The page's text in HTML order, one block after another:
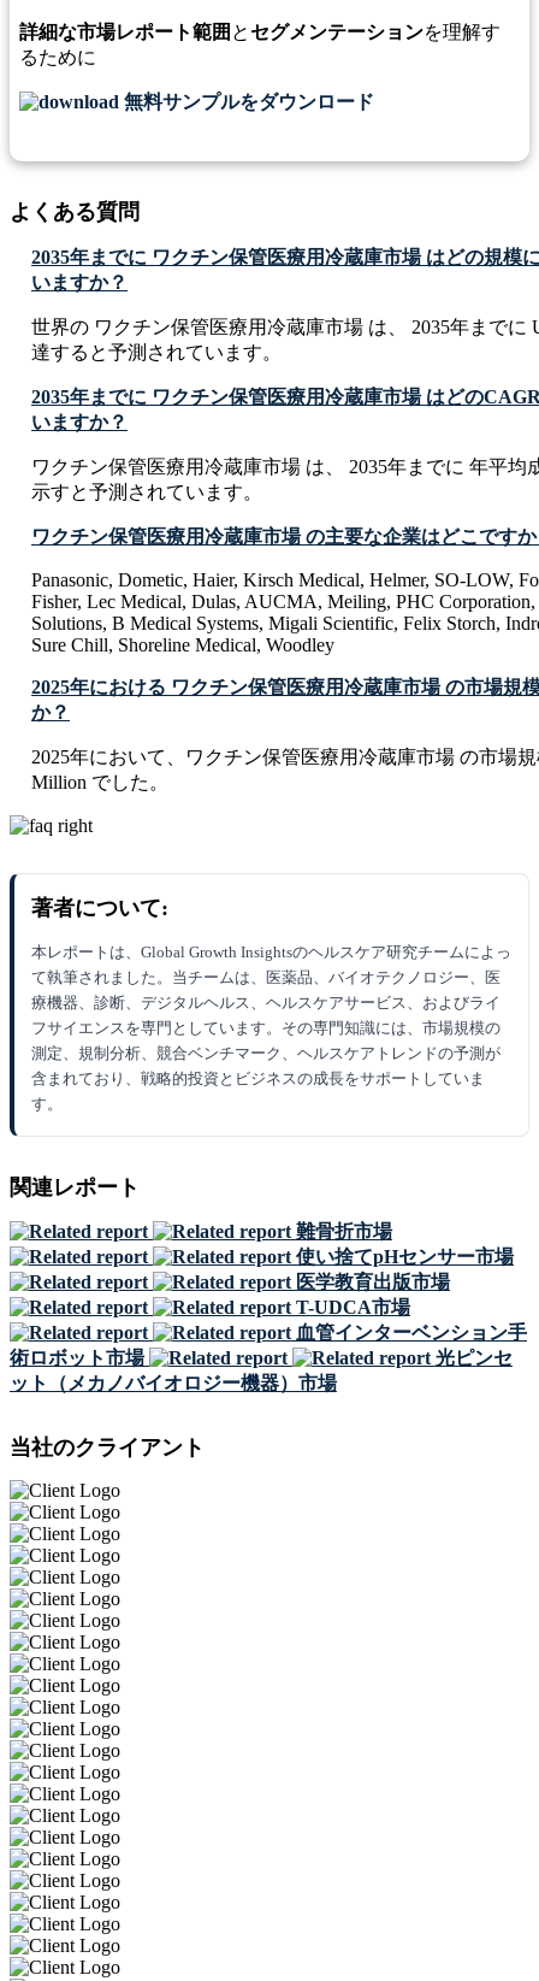
詳細な市場レポート範囲 と セグメンテーションを理解す
るために
無料サンプルをダウンロード
よくある質問
2035年までに ワクチン保管医療用冷蔵庫市場 はどの規模
いますか？
世界の ワクチン保管医療用冷蔵庫市場 は、 2035年までに
達すると予測されています。
2035年までに ワクチン保管医療用冷蔵庫市場 はどの
いますか？
ワクチン保管医療用冷蔵庫市場 は、 2035年までに 年平均
示すと予測されています。
ワクチン保管医療用冷蔵庫市場 の主要な企業はどこです
Panasonic, Dometic, Haier, Kirsch Medical, Helmer, SO-LOW,
Fisher, Lec Medical, Dulas, AUCMA, Meiling, PHC Corporation,
Solutions, B Medical Systems, Migali Scientific, Felix Storch,
Sure Chill, Shoreline Medical, Woodley
2025年における ワクチン保管医療用冷蔵庫市場 の市場規
か？
2025年において、ワクチン保管医療用冷蔵庫市場 の市場規
Million でした。
著者について:
本レポートは、Global Growth Insightsのヘルスケア研究チームによっ
て執筆されました。当チームは、医薬品、バイオテクノロジー、医
療機器、診断、デジタルヘルス、ヘルスケアサービス、およびライ
フサイエンスを専門としています。その専門知識には、市場規模の
測定、規制分析、競合ベンチマーク、ヘルスケアトレンドの予測が
含まれており、戦略的投資とビジネスの成長をサポートしていま
す。
関連レポート
難骨折市場
使い捨てpHセンサー市場
医学教育出版市場
T-UDCA市場
血管インターベンション手
術ロボット市場
光ピンセ
ット（メカノバイオロジー機器）市場
当社のクライアント